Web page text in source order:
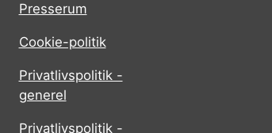
Presserum
Cookie-politik
Privatlivspolitik -
generel
Privatlivspolitik -